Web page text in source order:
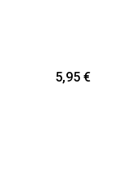
5,95 €